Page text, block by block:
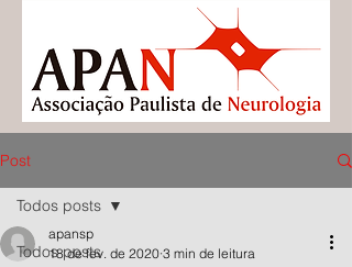
Post
Todos posts
Todos posts
apansp
18 de fev. de 2020 3 min de leitura